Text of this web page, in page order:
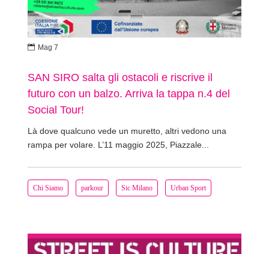
Chi Siamo parkour Sic Milano Urban Sport
SAN SIRO salta gli ostacoli e riscrive il
futuro con un balzo. Arriva la tappa n.4 del
Social Tour!
Là dove qualcuno vede un muretto, altri vedono una
rampa per volare. L’11 maggio 2025, Piazzale...
 Mag 7